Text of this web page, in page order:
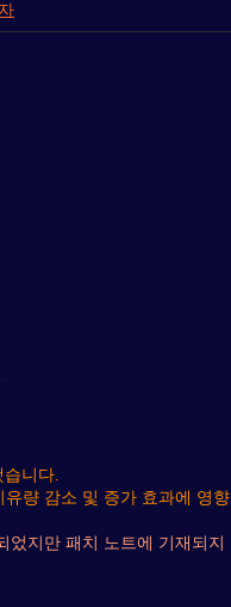
습니다.
량 감소 및 증가 효과에 영
었지만 패치 노트에 기재되지